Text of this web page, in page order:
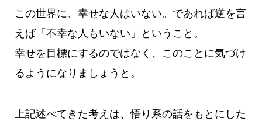
この世界に、幸せな人はいない。であれば逆を言
えば「不幸な人もいない」ということ。
幸せを目標にするのではなく、このことに気づけ
るようになりましょうと。
上記述べてきた考えは、悟り系の話をもとにした